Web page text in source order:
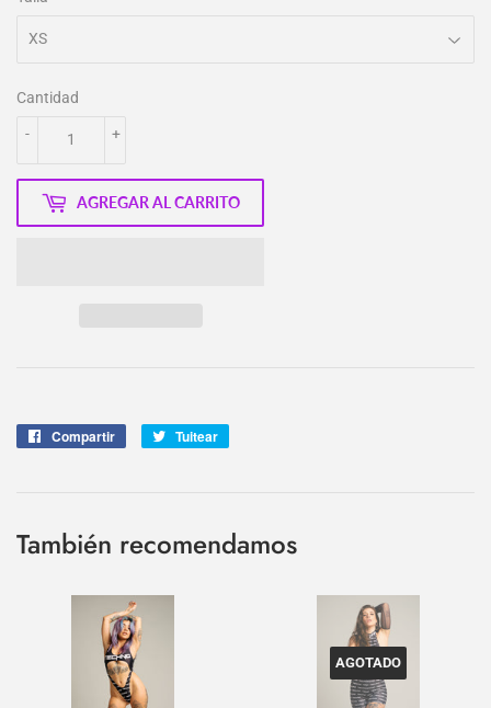
Cantidad
+
-
AGREGAR AL CARRITO
Compartir
CompartirTuitear
También recomendamos
AGOTADO